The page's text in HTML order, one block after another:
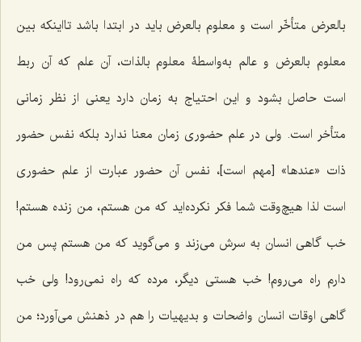
بالعرض متأخّر است و معلوم بالعرض باید در ابتدا باشد تااینکه بین
معلوم بالعرض و عالم به‌واسطۀ معلوم بالذات، آن علم که آن ربط
است حاصل بشود و این احتیاج به زمان دارد یعنی از نظر زمانی
متأخر است. ولی در علم حضوری زمان معنا ندارد بلکه نفس حضور
ذات «عندها» [مهم است]، نفس آن حضور عبارت از علم حضوری
است لذا هیچ‌وقت شما فکر نکرده‌اید که من هستم، من زنده هستم!
خب گاهی انسان به سرش می‌زند و می‌گوید که من هستم پس من
دارم راه می‌روم! خب هستی دیگر، مرده که راه نمی‌رود! ولی خب
گاهی اوقات انسان واضحات و بدیهیات را هم در ذهنش می‌آورد؛ من